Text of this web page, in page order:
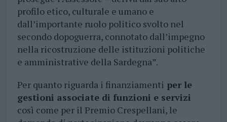
profilo etico, culturale e umano e
dall’importante ruolo politico svolto nel
secondo dopoguerra, connotato dall’impegno
nella ricostruzione delle istituzioni politiche
e amministrative della Sardegna”.
Per quanto riguarda i finanziamenti per le
gestioni associate di funzioni e servizi
così come per il Premio Crespellani, le